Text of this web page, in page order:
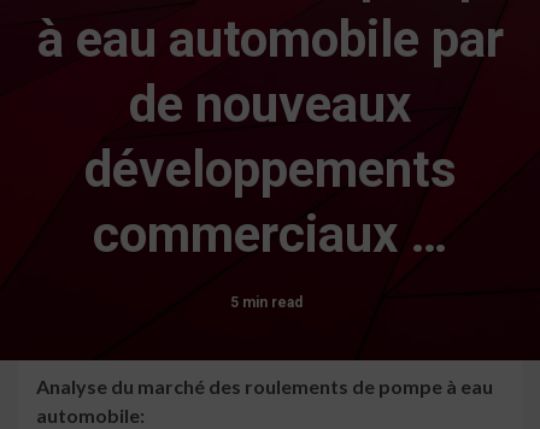
à eau automobile par
de nouveaux
développements
commerciaux …
5 min read
Analyse du marché des roulements de pompe à eau
automobile: